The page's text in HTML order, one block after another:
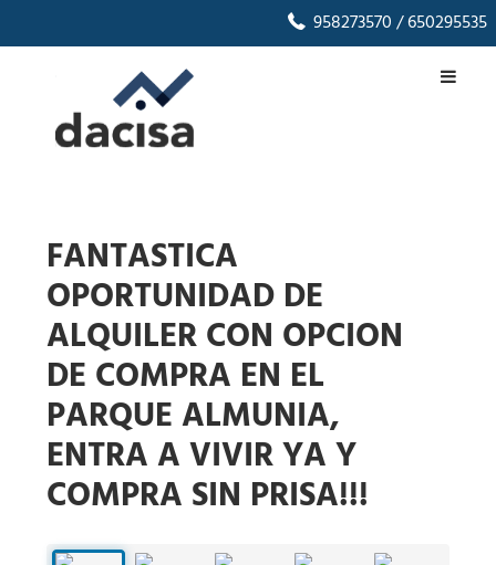
958273570/ 650295535
FANTASTICA
OPORTUNIDAD DE
ALQUILER CON OPCION
DE COMPRA EN EL
PARQUE ALMUNIA,
ENTRA A VIVIR YA Y
COMPRA SIN PRISA!!!